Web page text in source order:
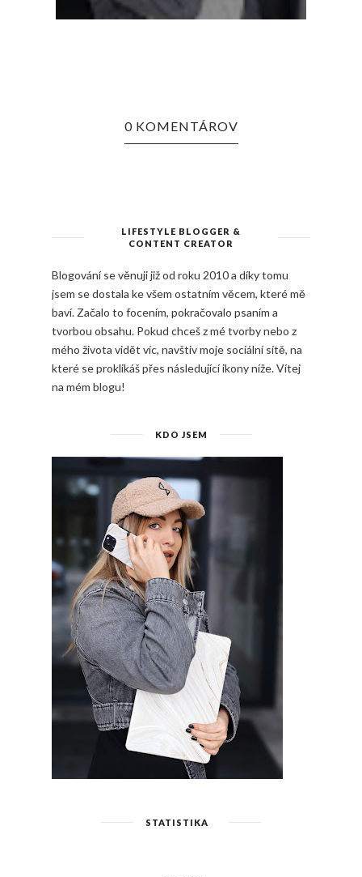
0 KOMENTÁROV
LIFESTYLE BLOGGER &
CONTENT CREATOR
Blogování se věnuji již od roku 2010 a díky tomu
jsem se dostala ke všem ostatním věcem, které mě
baví. Začalo to focením, pokračovalo psaním a
tvorbou obsahu. Pokud chceš z mé tvorby nebo z
mého života vidět víc, navštiv moje sociální sítě, na
které se proklikáš přes následující ikony níže. Vítej
na mém blogu!
KDO JSEM
STATISTIKA